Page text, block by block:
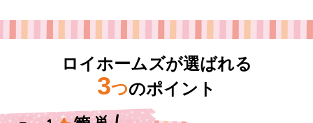
ロイホームズが選ばれる
3つのポイント